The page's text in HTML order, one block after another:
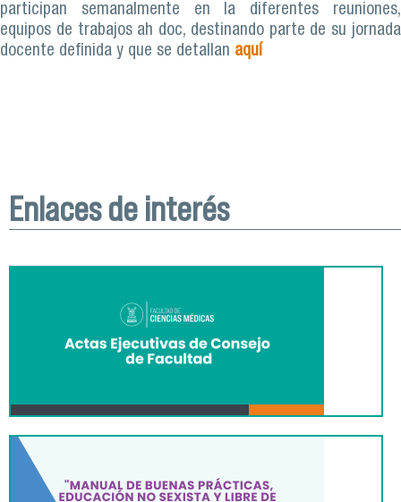
participan semanalmente en la diferentes reuniones,
equipos de trabajos ah doc, destinando parte de su jornada
docente definida y que se detallan aquí
Enlaces de interés